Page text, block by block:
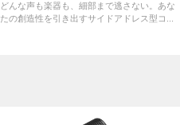
どんな声も楽器も、細部まで逃さない。あな
たの創造性を引き出すサイドアドレス型コ...